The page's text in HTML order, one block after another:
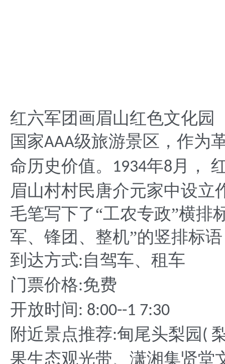
红六军团画眉山红色文化园
国家AAA级旅游景区，作为
命历史价值。
1934年8 月，
眉山村村民唐介元家中设立
毛笔写下了“工农专政”横排
军、锋团、整机”的竖排标
到达方式:自驾车、租车
门票价格:免费
开放时间 : 8:00--1 7:30
附近景点推荐:甸尾头梨园 (
果生态观光带、潇湘集贤堂